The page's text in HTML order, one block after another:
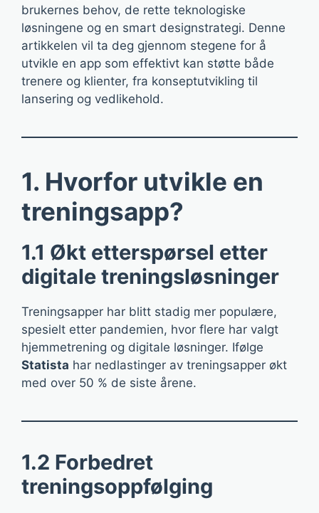
brukernes behov, de rette teknologiske
løsningene og en smart designstrategi. Denne
artikkelen vil ta deg gjennom stegene for å
utvikle en app som effektivt kan støtte både
trenere og klienter, fra konseptutvikling til
lansering og vedlikehold.
1. Hvorfor utvikle en
treningsapp?
1.1 Økt etterspørsel etter
digitale treningsløsninger
Treningsapper har blitt stadig mer populære,
spesielt etter pandemien, hvor flere har valgt
hjemmetrening og digitale løsninger. Ifølge
Statista har nedlastinger av treningsapper økt
med over 50 % de siste årene.
1.2 Forbedret
treningsoppfølging